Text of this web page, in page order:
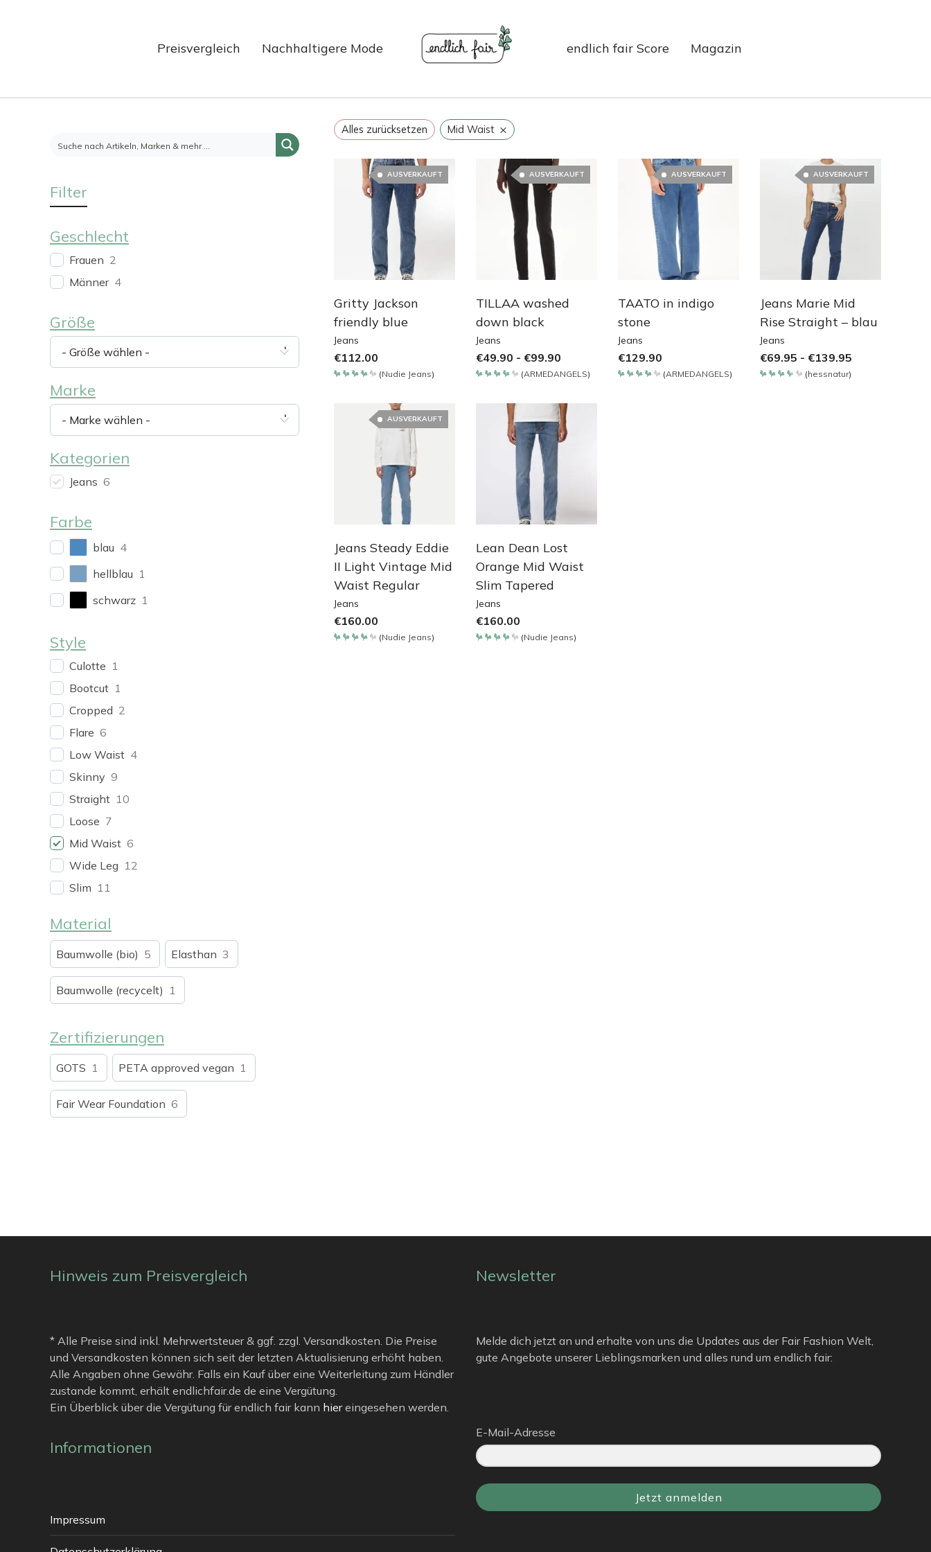
Preisvergleich Nachhaltigere Mode endlich fair Score Magazin
Alles zurücksetzen Mid Waist ×
AUSVERKAUFT
Gritty Jackson
friendly blue
Jeans
€112.00
(Nudie Jeans)
AUSVERKAUFT
TILLAA washed
down black
Jeans
€49.90 - €99.90
von 5
(ARMEDANGELS)
AUSVERKAUFT
TAATO in indigo
stone
Jeans
€129.90
(ARMEDANGELS)
AUSVERKAUFT
Jeans Marie Mid
Rise Straight – blau
Jeans
€69.95 - €139.95
(hessnatur)
AUSVERKAUFT
Jeans Steady Eddie
II Light Vintage Mid
Waist Regular
Jeans
€160.00
(Nudie Jeans)
Lean Dean Lost
Orange Mid Waist
Slim Tapered
Jeans
€160.00
(Nudie Jeans)
Filter
Geschlecht
Frauen 2
Männer 4
Größe
- Größe wählen -
Marke
- Marke wählen -
Kategorien
Jeans 6
Farbe
blau 4
hellblau 1
schwarz 1
Style
Culotte 1
Bootcut 1
Cropped 2
Flare 6
Low Waist 4
Skinny 9
Straight 10
Loose 7
Mid Waist 6
Wide Leg 12
Slim 11
Tapered
High Waist 26
Regular 31
Material
Baumwolle (bio) 5 Elasthan 3
Baumwolle (recycelt) 1
Zertifizierungen
GOTS 1 PETA approved vegan 1
Fair Wear Foundation 6
Hinweis zum Preisvergleich
* Alle Preise sind inkl. Mehrwertsteuer & ggf. zzgl. Versandkosten. Die Preise
und Versandkosten können sich seit der letzten Aktualisierung erhöht haben.
Alle Angaben ohne Gewähr. Falls ein Kauf über eine Weiterleitung zum Händler
zustande kommt, erhält endlichfair.de de eine Vergütung.
Ein Überblick über die Vergütung für endlich fair kann hiereingesehen werden.
Informationen
Impressum
Newsletter
Melde dich jetzt an und erhalte von uns die Updates aus der Fair Fashion Welt,
gute Angebote unserer Lieblingsmarken und alles rund um endlich fair:
E-Mail-Adresse
Jetzt anmelden